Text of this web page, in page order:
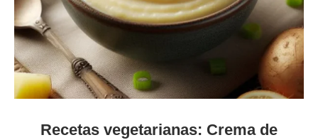
Recetas vegetarianas: Crema de